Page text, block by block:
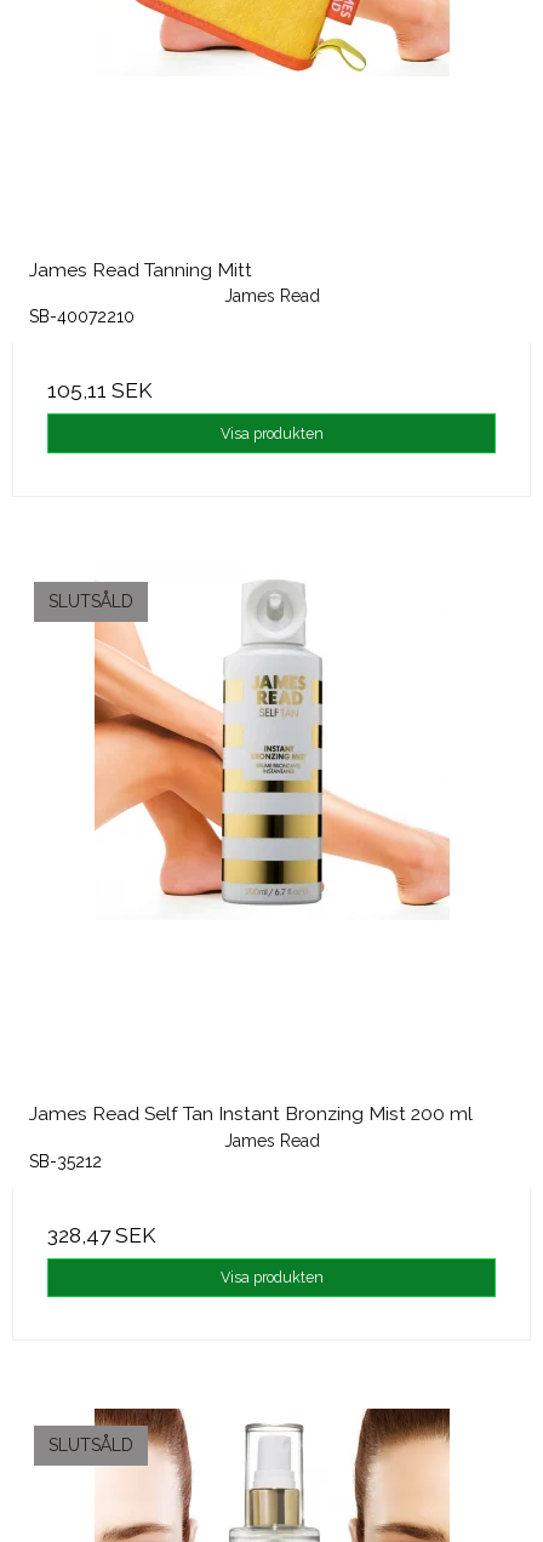
James Read Tanning Mitt
James Read
SB-40072210
105,11 SEK
Visa produkten
SLUTSÅLD
James Read Self Tan Instant Bronzing Mist 200 ml
James Read
SB-35212
328,47 SEK
Visa produkten
SLUTSÅLD